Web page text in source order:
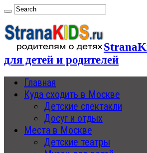
для детей и родителей
Главная
Куда сходить в Москве
Детские спектакли
Досуг и отдых
Места в Москве
Детские театры